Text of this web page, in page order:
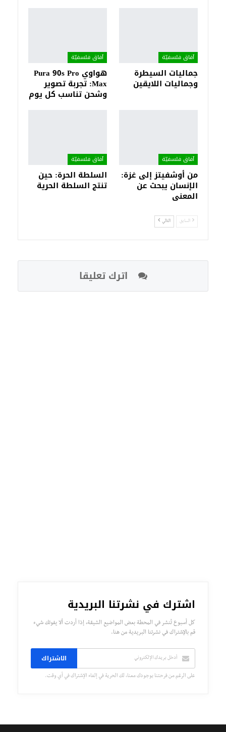
آفاق فلسفيّة‎
جماليات السيطرة
وجماليات اللايقين
آفاق فلسفيّة‎
هواوي Pura 90s Pro
Max: تجربة تصوير
وشحن تناسب كل يوم
آفاق فلسفيّة‎
من أوشفيتز إلى غزة:
الإنسان يبحث عن
المعنى
آفاق فلسفيّة‎
السلطة الحرة: حين
تنتج السلطة الحرية
السابق التالي
اترك تعليقا
اشترك في نشرتنا البريدية
كل أسبوع تُنشر في المحطة بعض المواضيع الشيقة، إذا أردت ألا يفوتك شيء
قم بالإشتراك في نشرتنا البريدية من هنا.
الاشتراك
على الرغم من فرحتنا بوجودك معنا، لك الحرية في إلغاء الإشتراك في أي وقت.